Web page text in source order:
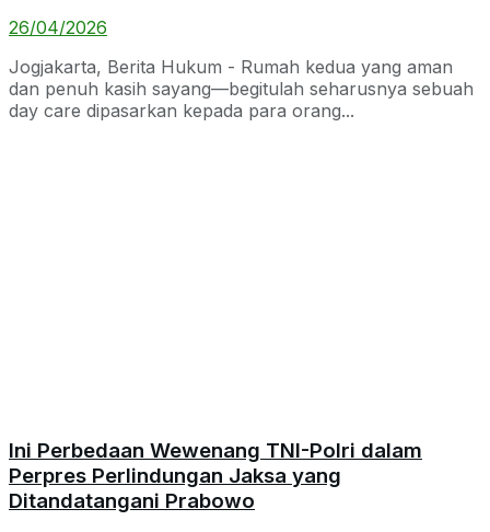
26/04/2026
Jogjakarta, Berita Hukum - Rumah kedua yang aman
dan penuh kasih sayang—begitulah seharusnya sebuah
day care dipasarkan kepada para orang...
Ini Perbedaan Wewenang TNI-Polri dalam
Perpres Perlindungan Jaksa yang
Ditandatangani Prabowo